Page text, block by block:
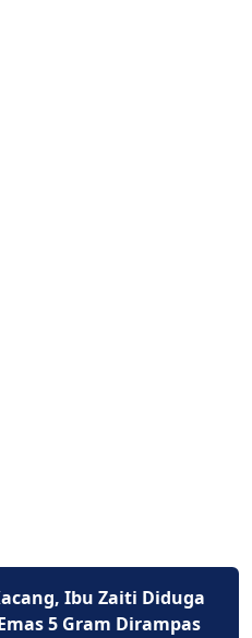
Ibu Zaiti Diduga
5 Gram Dirampas